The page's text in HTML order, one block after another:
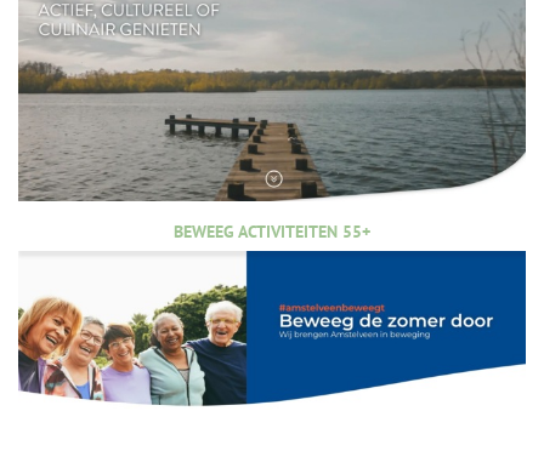
BEWEEG ACTIVITEITEN 55+